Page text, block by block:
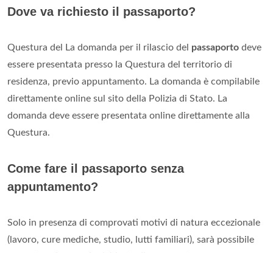
Dove va richiesto il passaporto?
Questura del La domanda per il rilascio del passaporto deve
essere presentata presso la Questura del territorio di
residenza, previo appuntamento. La domanda è compilabile
direttamente online sul sito della Polizia di Stato. La
domanda deve essere presentata online direttamente alla
Questura.
Come fare il passaporto senza
appuntamento?
Solo in presenza di comprovati motivi di natura eccezionale
(lavoro, cure mediche, studio, lutti familiari), sarà possibile